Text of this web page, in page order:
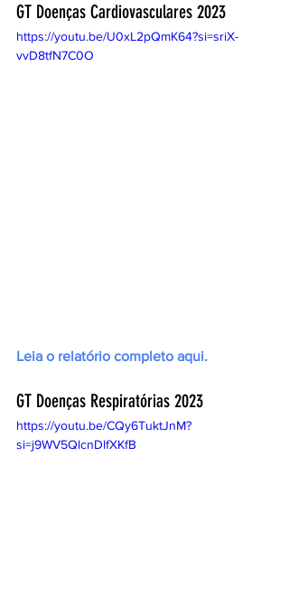
GT Doenças Cardiovasculares 2023
https://youtu.be/U0xL2pQmK64?si=sriX-
vvD8tfN7C0O
Leia o relatório completo aqui.
GT Doenças Respiratórias 2023
https://youtu.be/CQy6TuktJnM?
si=j9WV5QlcnDlfXKfB